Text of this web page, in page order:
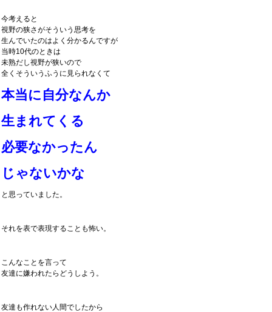
今考えると
視野の狭さがそういう思考を
生んでいたのはよく分かるんですが
当時10代のときは
未熟だし視野が狭いので
全くそういうふうに見られなくて
本当に自分なんか
生まれてくる
必要なかったん
じゃないかな
と思っていました。
それを表で表現することも怖い。
こんなことを言って
友達に嫌われたらどうしよう。
友達も作れない人間でしたから